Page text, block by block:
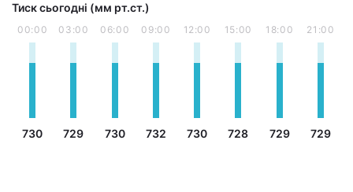
Тиск сьогодні (мм рт.ст.)
00:00
730
03:00
729
06:00
730
09:00
732
12:00
730
15:00
728
18:00
729
21:00
729